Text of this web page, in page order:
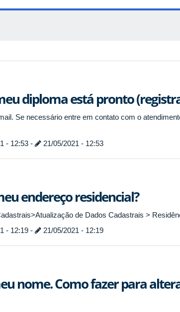
diploma está pronto
Se necessário entre em contato com o
- 12:53 - 21/05/2021 - 12:53
endereço residencial?
de Dados Cadastrais >
- 12:19 - 21/05/2021 - 12:19
nome. Como fazer para